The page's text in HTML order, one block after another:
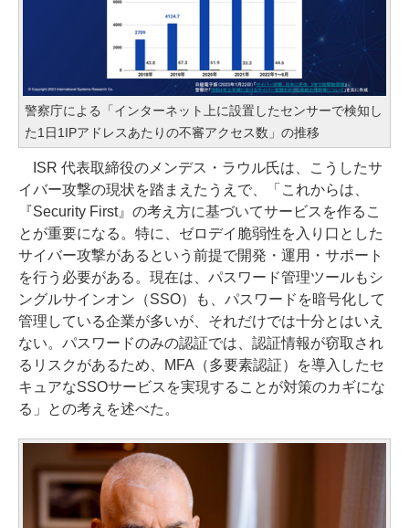
警察庁による「インターネット上に設置したセンサーで検知し
た1日1IPアドレスあたりの不審アクセス数」の推移
ISR 代表取締役のメンデス・ラウル氏は、こうしたサ
イバー攻撃の現状を踏まえたうえで、「これからは、
『Security First』の考え方に基づいてサービスを作るこ
とが重要になる。特に、ゼロデイ脆弱性を入り口とした
サイバー攻撃があるという前提で開発・運用・サポート
を行う必要がある。現在は、パスワード管理ツールもシ
ングルサインオン（SSO）も、パスワードを暗号化して
管理している企業が多いが、それだけでは十分とはいえ
ない。パスワードのみの認証では、認証情報が窃取され
るリスクがあるため、MFA（多要素認証）を導入したセ
キュアなSSOサービスを実現することが対策のカギにな
る」との考えを述べた。